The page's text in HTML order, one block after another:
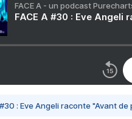
FACE A - un podcast
FACE A #30 : Eve Angeli
#30 : Eve Angeli raconte "Avant de